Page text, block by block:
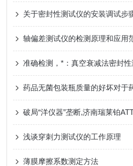
关于密封性测试仪的安装调试步
轴偏差测试仪的检测原理和应用
准确检测，*：真空衰减法密封
浅谈穿刺力测试仪的工作原理
薄膜摩擦系数测定方法